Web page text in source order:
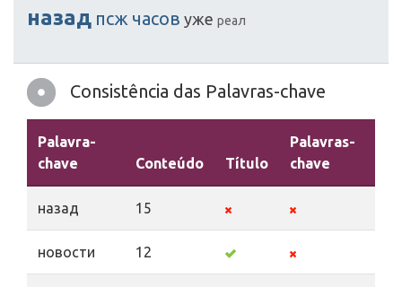
назад псж часов уже реал
Consistência das Palavras-chave
Palavra-
chave
Conteúdo Título
Palavras-
chave
назад 15
новости 12